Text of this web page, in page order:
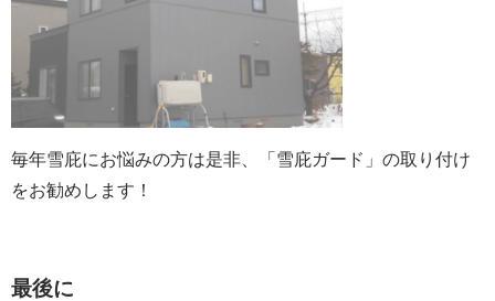
毎年雪庇にお悩みの方は是非、「雪庇ガード」の取り付け
をお勧めします！
最後に